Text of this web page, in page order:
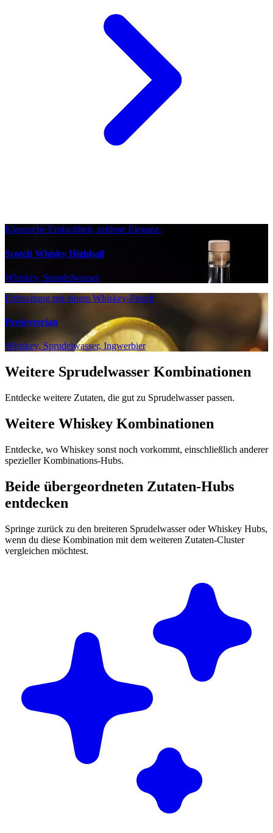
Klassische Einfachheit, zeitlose Eleganz.
Scotch Whisky Highball
Whiskey, Sprudelwasser
Erfrischung mit einem Whiskey-Punch
Presbyterian
Whiskey, Sprudelwasser, Ingwerbier
Weitere Sprudelwasser Kombinationen
Entdecke weitere Zutaten, die gut zu Sprudelwasser passen.
Weitere Whiskey Kombinationen
Entdecke, wo Whiskey sonst noch vorkommt, einschließlich anderer
spezieller Kombinations-Hubs.
Beide übergeordneten Zutaten-Hubs
entdecken
Springe zurück zu den breiteren Sprudelwasser oder Whiskey Hubs,
wenn du diese Kombination mit dem weiteren Zutaten-Cluster
vergleichen möchtest.